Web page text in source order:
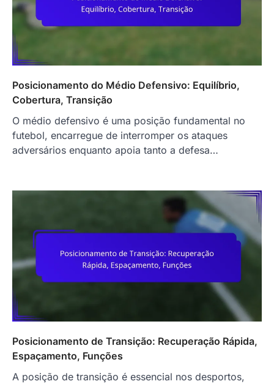
Posicionamento do Médio Defensivo: Equilíbrio,
Cobertura, Transição
O médio defensivo é uma posição fundamental no
futebol, encarregue de interromper os ataques
adversários enquanto apoia tanto a defesa…
Posicionamento de Transição: Recuperação Rápida,
Espaçamento, Funções
A posição de transição é essencial nos desportos,